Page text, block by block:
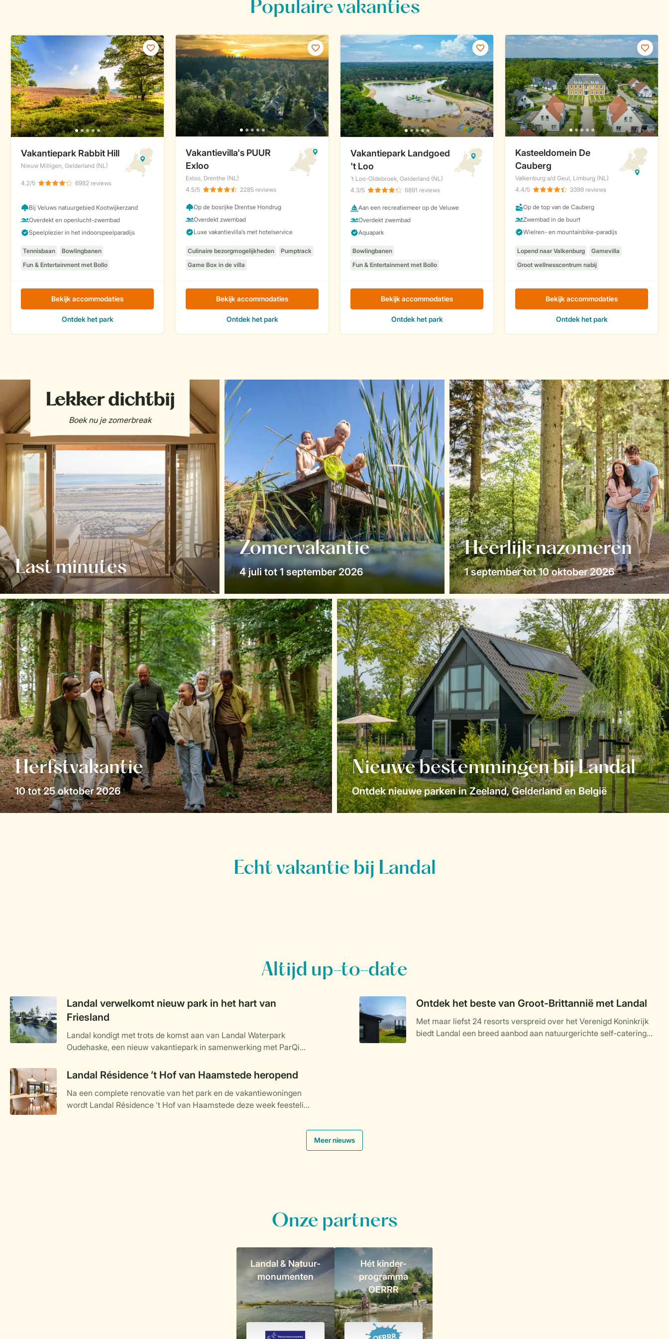
Last minutes
Zomervakantie
4 juli tot 1 september 2026
Heerlijk nazomeren
1 september tot 10 oktober 2026
Herfstvakantie
10 tot 25 oktober 2026
Nieuwe bestemmingen bij Landal
Ontdek nieuwe parken in Zeeland, Gelderland en België
Altijd up-to-date
Landal verwelkomt nieuw park in het hart van
Friesland
Landal kondigt met trots de komst aan van Landal Waterpark
Oudehaske, een nieuw vakantiepark in samenwerking met ParQio,
ligt in het hart van Friesland en staat volledig in het teken staat van
water, natuur en ontspanning. Het kleinschalige park met 60 veelal
aan het water gelegen vakantiewoningen, opent zijn deuren in het
najaar van 2025 en biedt een ideale uitvalsbasis voor
Ontdek het beste van Groot-Brittannië met Landal
Met maar liefst 24 resorts verspreid over het Verenigd Koninkrijk
biedt Landal een breed aanbod aan natuurgerichte self-catering
Landal Résidence ’t Hof van Haamstede heropend
Na een complete renovatie van het park en de vakantiewoningen
wordt Landal Résidence ’t Hof van Haamstede deze week feestelijk
Meer nieuws
Onze partners
Landal & Natuur-
monumenten
Hét kinder-
programma
OERRR